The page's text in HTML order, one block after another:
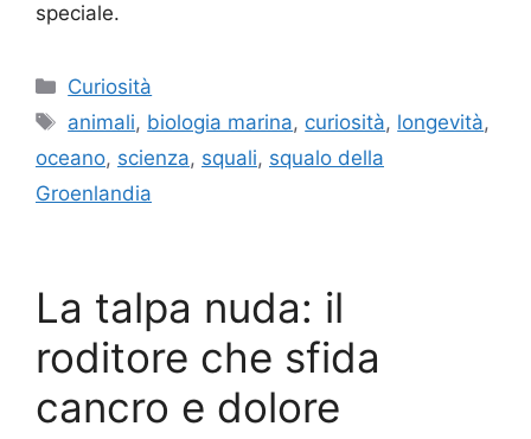
speciale.
Categorie
Curiosità
Tag
animali, biologia marina, curiosità, longevità,
oceano, scienza, squali, squalo della
Groenlandia
La talpa nuda: il
roditore che sfida
cancro e dolore